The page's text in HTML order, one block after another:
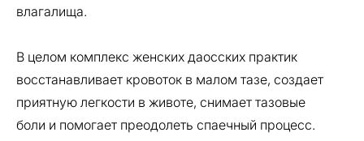
влагалища.
В целом комплекс женских даосских практик
восстанавливает кровоток в малом тазе, создает
приятную легкости в животе, снимает тазовые
боли и помогает преодолеть спаечный процесс.